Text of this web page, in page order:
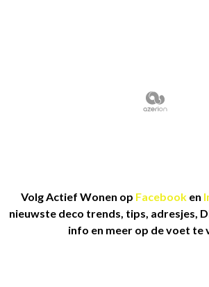
Volg Actief Wonen op Facebook en
nieuwste deco trends, tips, adresjes,
info en meer op de voet te